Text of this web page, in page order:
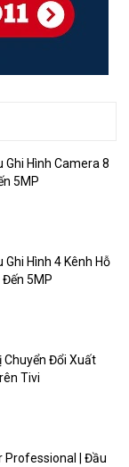
Ghi Hình Camera 8
5MP
Ghi Hình 4 Kênh Hỗ
5MP
Chuyển Đổi Xuất
Tivi
Professional | Đầu